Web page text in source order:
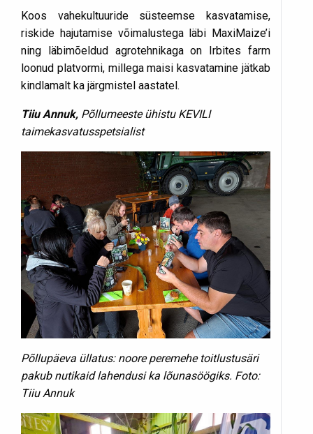
Koos vahekultuuride süsteemse kasvatamise,
riskide hajutamise võimalustega läbi MaxiMaize’i
ning läbimõeldud agrotehnikaga on Irbites farm
loonud platvormi, millega maisi kasvatamine jätkab
kindlamalt ka järgmistel aastatel.
Tiiu Annuk, Põllumeeste ühistu KEVILI
taimekasvatusspetsialist
Põllupäeva üllatus: noore peremehe toitlustusäri
pakub nutikaid lahendusi ka lõunasöögiks. Foto:
Tiiu Annuk